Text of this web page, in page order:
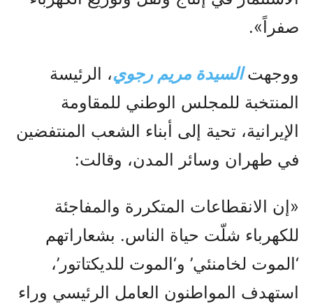
صفراً».
ووجهتالسيدة مريم رجوي، الرئيسة
المنتخبة للمجلس الوطني للمقاومة
الإيرانية، تحية إلى أبناء الشعب المنتفضين
في طهران وسائر المدن، وقالت:
«إن الانقطاعات المتكررة والمفاجئة
للكهرباء شلّت حياة الناس. بشعاراتهم
‘الموت لخامنئي’ و‘الموت للديكتاتور’،
استهدف المواطنون العامل الرئيسي وراء